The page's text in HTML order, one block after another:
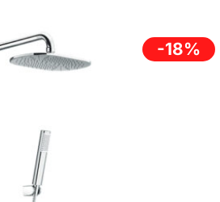
-18%